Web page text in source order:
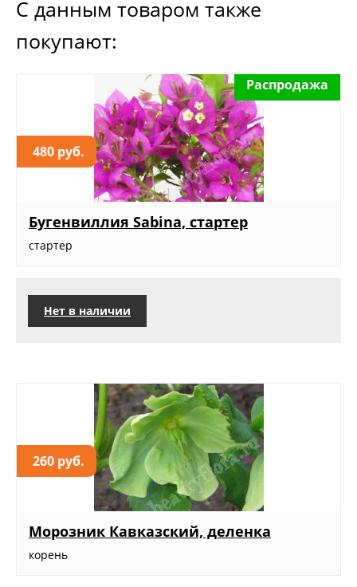
С данным товаром также
покупают:
480 руб.
Распродажа
Бугенвиллия Sabina, стартер
стартер
Нет в наличии
260 руб.
Морозник Кавказский, деленка
корень